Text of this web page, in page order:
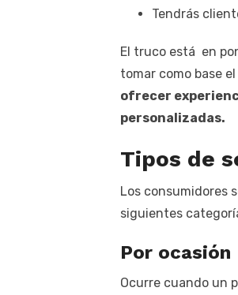
Tendrás
El truco está en
tomar como base
ofrecer
personalizadas.
Tipos de
Los consumidores
siguientes
Por ocasión
Ocurre cuando un